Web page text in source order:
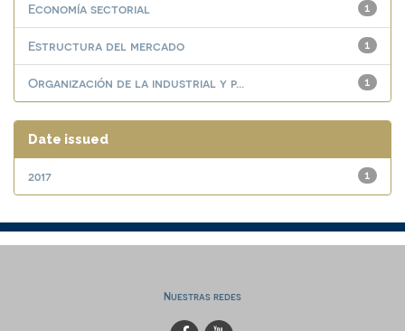
1
Economía sectorial
1
Estructura del mercado
1
Organización de la industrial y p...
Date issued
1
2017
Nuestras redes